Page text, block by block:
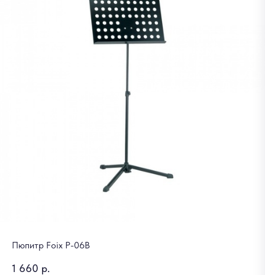
Пюпитр Foix P-06B
1 660 р.